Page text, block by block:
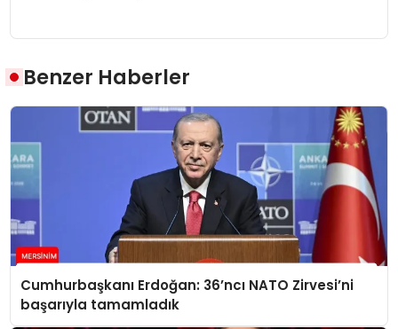
Benzer Haberler
Cumhurbaşkanı Erdoğan: 36’ncı NATO Zirvesi’ni
başarıyla tamamladık